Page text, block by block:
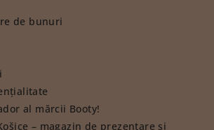
de bunuri
al mărcii Booty!
– magazin de prezentare și